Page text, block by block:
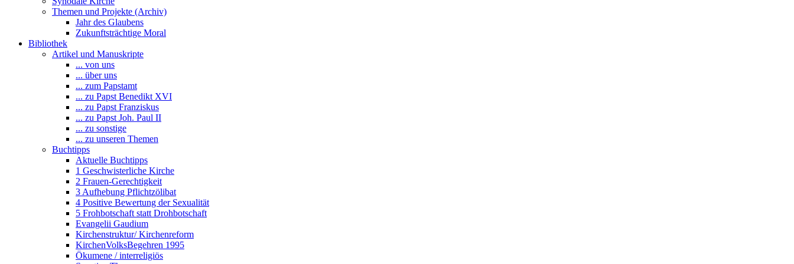
Themen und Projekte (Archiv)
Jahr des Glaubens
Zukunftsträchtige Moral
Bibliothek
Artikel und Manuskripte
... von uns
... über uns
... zum Papstamt
... zu Papst Benedikt XVI
... zu Papst Franziskus
... zu Papst Joh. Paul II
... zu sonstige
... zu unseren Themen
Buchtipps
Aktuelle Buchtipps
1 Geschwisterliche Kirche
2 Frauen-Gerechtigkeit
3 Aufhebung Pflichtzölibat
4 Positive Bewertung der Sexualität
5 Frohbotschaft statt Drohbotschaft
Evangelii Gaudium
Kirchenstruktur/ Kirchenreform
KirchenVolksBegehren 1995
Ökumene / interreligiös